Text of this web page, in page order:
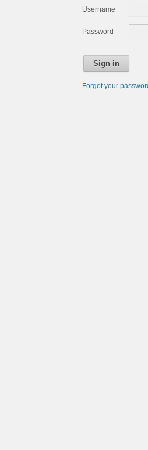
Username
Password
Sign in
Forgot your